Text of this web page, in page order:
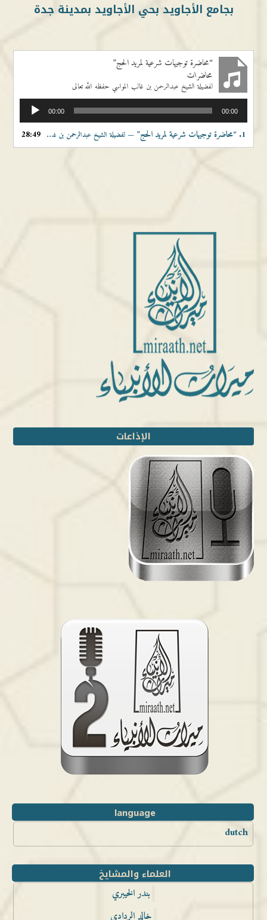
بجامع الأجاويد بحي الأجاويد بمدينة جدة
“محاضرة توجيهات شرعية لمريد الحج”
محاضرات
لفضيلة الشيخ عبدالرحمن بن غالب المواسي حفظه الله تعالى
الصوت
00:00 00:00
1. “محاضرة توجيهات شرعية لمريد الحج” — لفضيلة الشيخ عبدالرحمن بن غالب المواسي حفظه الله تعالى 28:49
الإذاعات
language
dutch
العلماء والمشايخ
بندر الخيبري
خالد الردادي